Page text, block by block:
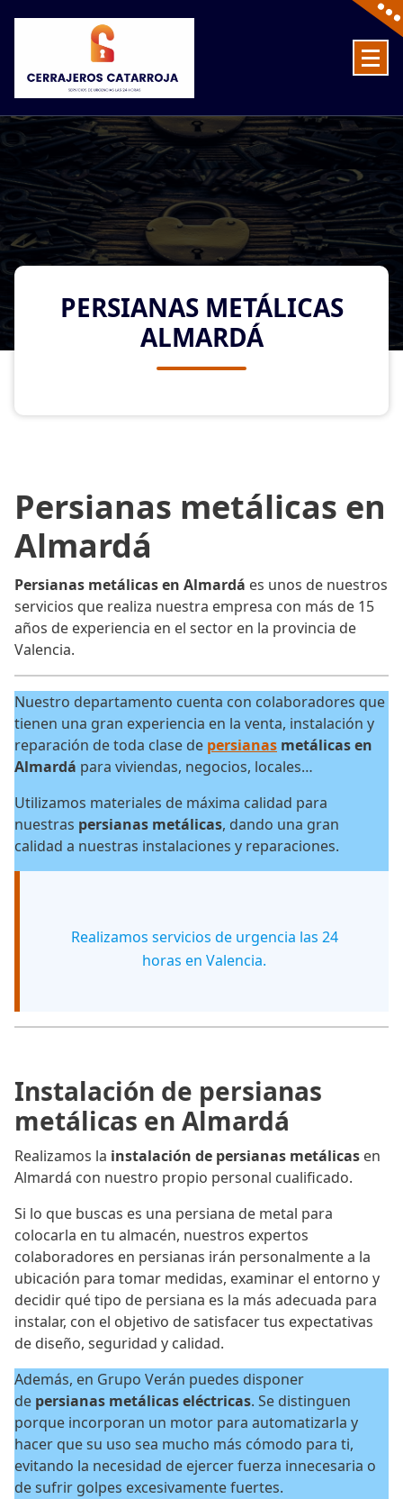
PERSIANAS METÁLICAS
ALMARDÁ
Persianas metálicas en
Almardá
Persianas metálicas en Almardá es unos de nuestros
servicios que realiza nuestra empresa con más de 15
años de experiencia en el sector en la provincia de
Valencia.
Nuestro departamento cuenta con colaboradores que
tienen una gran experiencia en la venta, instalación y
reparación de toda clase de persianas metálicas en
Almardá para viviendas, negocios, locales…
Utilizamos materiales de máxima calidad para
nuestras persianas metálicas, dando una gran
calidad a nuestras instalaciones y reparaciones.
Realizamos servicios de urgencia las 24
horas en Valencia.
Instalación de persianas
metálicas en Almardá
Realizamos la instalación de persianas metálicas en
Almardá con nuestro propio personal cualificado.
Si lo que buscas es una persiana de metal para
colocarla en tu almacén, nuestros expertos
colaboradores en persianas irán personalmente a la
ubicación para tomar medidas, examinar el entorno y
decidir qué tipo de persiana es la más adecuada para
instalar, con el objetivo de satisfacer tus expectativas
de diseño, seguridad y calidad.
Además, en Grupo Verán puedes disponer
de persianas metálicas eléctricas. Se distinguen
porque incorporan un motor para automatizarla y
hacer que su uso sea mucho más cómodo para ti,
evitando la necesidad de ejercer fuerza innecesaria o
de sufrir golpes excesivamente fuertes.